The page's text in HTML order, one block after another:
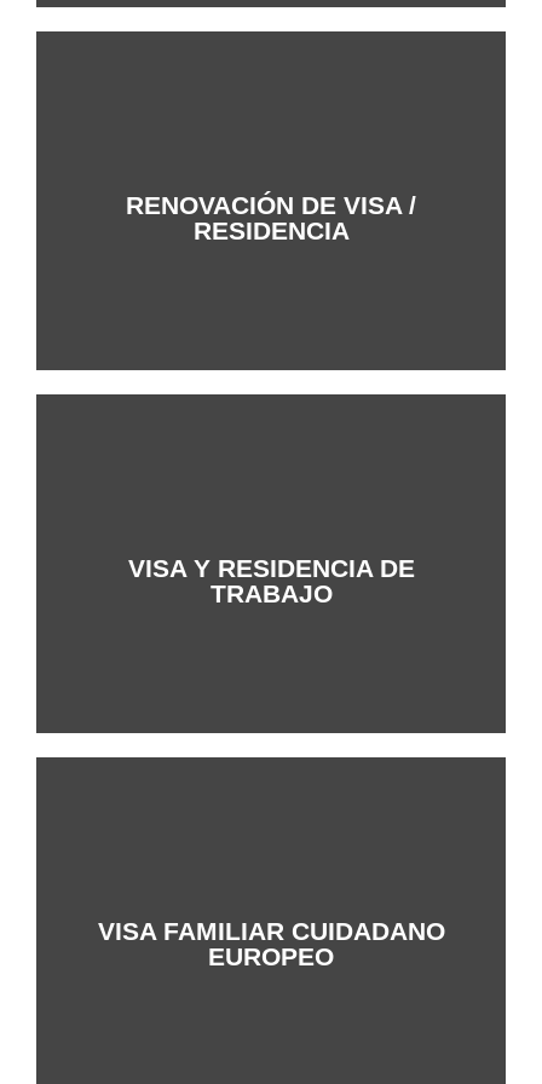
RENOVACIÓN DE VISA /
RESIDENCIA
+Info
VISA Y RESIDENCIA DE
TRABAJO
+Info
VISA FAMILIAR CUIDADANO
EUROPEO
+Info